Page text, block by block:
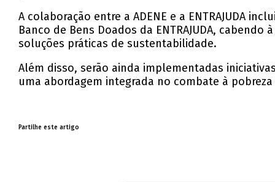
A colaboração entre a ADENE e a ENTRAJUDA
Banco de Bens Doados da ENTRAJUDA,
soluções práticas de sustentabilidade.
Além disso, serão ainda implementadas
uma abordagem integrada no combate à
Partilhe este artigo